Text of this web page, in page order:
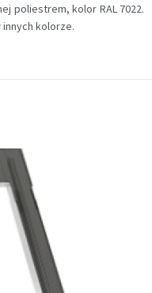
poliestrem, kolor RAL 7022.
innych kolorze.